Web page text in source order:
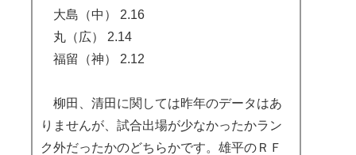
大島（中） 2.16
丸（広） 2.14
福留（神） 2.12
柳田、清田に関しては昨年のデータはあ
りませんが、試合出場が少なかったかラン
ク外だったかのどちらかです。雄平のＲＦ